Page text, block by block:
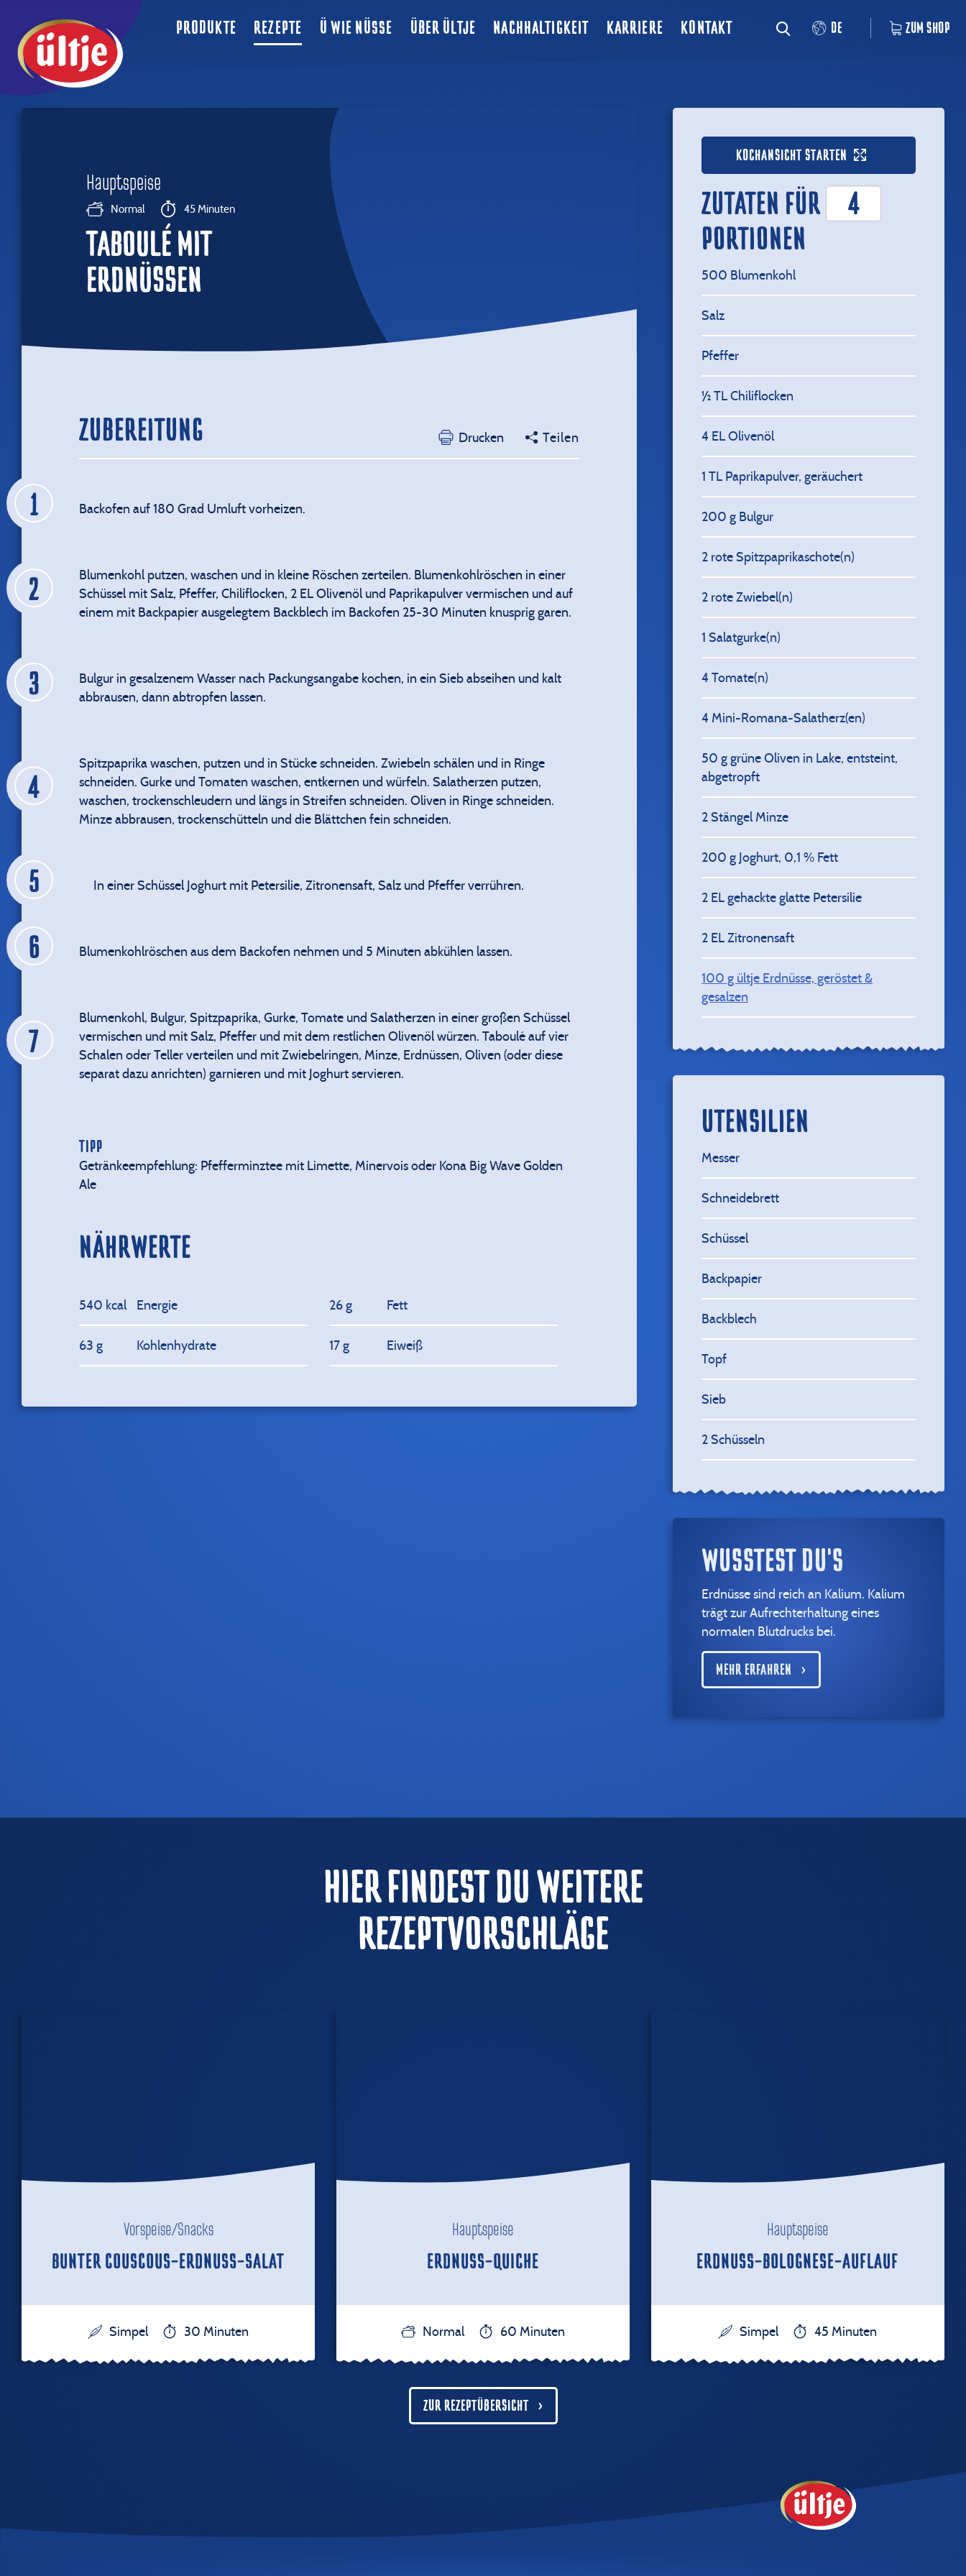
PRODUKTE REZEPTE Ü WIE NÜSSE ÜBER ÜLTJE NACHHALTIGKEIT KARRIERE KONTAKT DE ZUM SHOP
Hauptspeise
Normal 45 Minuten
TABOULÉ MIT
ERDNÜSSEN
ZUBEREITUNG Drucken Teilen
Backofen auf 180 Grad Umluft vorheizen.
Blumenkohl putzen, waschen und in kleine Röschen zerteilen. Blumenkohlröschen in einer
Schüssel mit Salz, Pfeffer, Chiliflocken, 2 EL Olivenöl und Paprikapulver vermischen und auf
einem mit Backpapier ausgelegtem Backblech im Backofen 25-30 Minuten knusprig garen.
Bulgur in gesalzenem Wasser nach Packungsangabe kochen, in ein Sieb abseihen und kalt
abbrausen, dann abtropfen lassen.
Spitzpaprika waschen, putzen und in Stücke schneiden. Zwiebeln schälen und in Ringe
schneiden. Gurke und Tomaten waschen, entkernen und würfeln. Salatherzen putzen,
waschen, trockenschleudern und längs in Streifen schneiden. Oliven in Ringe schneiden.
Minze abbrausen, trockenschütteln und die Blättchen fein schneiden.
In einer Schüssel Joghurt mit Petersilie, Zitronensaft, Salz und Pfeffer verrühren.
Blumenkohlröschen aus dem Backofen nehmen und 5 Minuten abkühlen lassen.
Blumenkohl, Bulgur, Spitzpaprika, Gurke, Tomate und Salatherzen in einer großen Schüssel
vermischen und mit Salz, Pfeffer und mit dem restlichen Olivenöl würzen. Taboulé auf vier
Schalen oder Teller verteilen und mit Zwiebelringen, Minze, Erdnüssen, Oliven (oder diese
separat dazu anrichten) garnieren und mit Joghurt servieren.
TIPP
Getränkeempfehlung: Pfefferminztee mit Limette, Minervois oder Kona Big Wave Golden
Ale
NÄHRWERTE
540 kcal Energie 26 g Fett
63 g Kohlenhydrate 17 g Eiweiß
KOCHANSICHT STARTEN
ZUTATEN FÜR
PORTIONEN
500 Blumenkohl
Salz
Pfeffer
½TL Chiliflocken
4 EL Olivenöl
1 TL Paprikapulver, geräuchert
200 g Bulgur
2 rote Spitzpaprikaschote(n)
2 rote Zwiebel(n)
1 Salatgurke(n)
4 Tomate(n)
4 Mini-Romana-Salatherz(en)
50 g grüne Oliven in Lake, entsteint,
abgetropft
2Stängel Minze
200 g Joghurt, 0,1 % Fett
2 EL gehackte glatte Petersilie
2 EL Zitronensaft
100 g ültje Erdnüsse, geröstet &
gesalzen
UTENSILIEN
Messer
Schneidebrett
Schüssel
Backpapier
Backblech
Topf
Sieb
2 Schüsseln
WUSSTEST DU'S
Erdnüsse sind reich an Kalium. Kalium
trägt zur Aufrechterhaltung eines
normalen Blutdrucks bei.
MEHR ERFAHREN
HIER FINDEST DU WEITERE
REZEPTVORSCHLÄGE
Vorspeise/Snacks
BUNTER COUSCOUS-ERDNUSS-SALAT
Simpel 30 Minuten
Hauptspeise
ERDNUSS-QUICHE
Normal 60 Minuten
Hauptspeise
ERDNUSS-BOLOGNESE-AUFLAUF
Simpel 45 Minuten
ZUR REZEPTÜBERSICHT